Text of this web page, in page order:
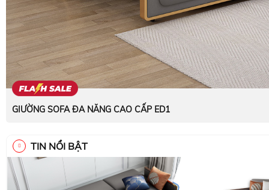
GIƯỜNG SOFA ĐA NĂNG CAO CẤP ED1
TIN NỔI BẬT